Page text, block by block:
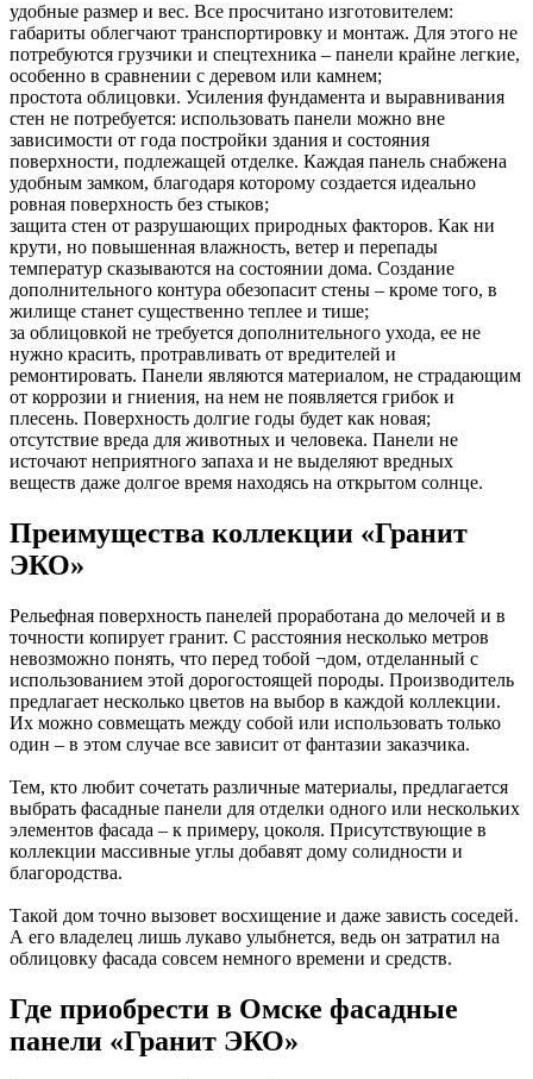
удобные размер и вес. Все просчитано изготовителем:
габариты облегчают транспортировку и монтаж. Для этого не
потребуются грузчики и спецтехника – панели крайне легкие,
особенно в сравнении с деревом или камнем;
простота облицовки. Усиления фундамента и выравнивания
стен не потребуется: использовать панели можно вне
зависимости от года постройки здания и состояния
поверхности, подлежащей отделке. Каждая панель снабжена
удобным замком, благодаря которому создается идеально
ровная поверхность без стыков;
защита стен от разрушающих природных факторов. Как ни
крути, но повышенная влажность, ветер и перепады
температур сказываются на состоянии дома. Создание
дополнительного контура обезопасит стены – кроме того, в
жилище станет существенно теплее и тише;
за облицовкой не требуется дополнительного ухода, ее не
нужно красить, протравливать от вредителей и
ремонтировать. Панели являются материалом, не страдающим
от коррозии и гниения, на нем не появляется грибок и
плесень. Поверхность долгие годы будет как новая;
отсутствие вреда для животных и человека. Панели не
источают неприятного запаха и не выделяют вредных
веществ даже долгое время находясь на открытом солнце.
Преимущества коллекции «Гранит
ЭКО»
Рельефная поверхность панелей проработана до мелочей и в
точности копирует гранит. С расстояния несколько метров
невозможно понять, что перед тобой ¬дом, отделанный с
использованием этой дорогостоящей породы. Производитель
предлагает несколько цветов на выбор в каждой коллекции.
Их можно совмещать между собой или использовать только
один – в этом случае все зависит от фантазии заказчика.
Тем, кто любит сочетать различные материалы, предлагается
выбрать фасадные панели для отделки одного или нескольких
элементов фасада – к примеру, цоколя. Присутствующие в
коллекции массивные углы добавят дому солидности и
благородства.
Такой дом точно вызовет восхищение и даже зависть соседей.
А его владелец лишь лукаво улыбнется, ведь он затратил на
облицовку фасада совсем немного времени и средств.
Где приобрести в Омске фасадные
панели «Гранит ЭКО»